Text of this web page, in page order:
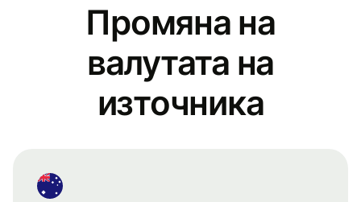
Промяна на
валутата на
източника